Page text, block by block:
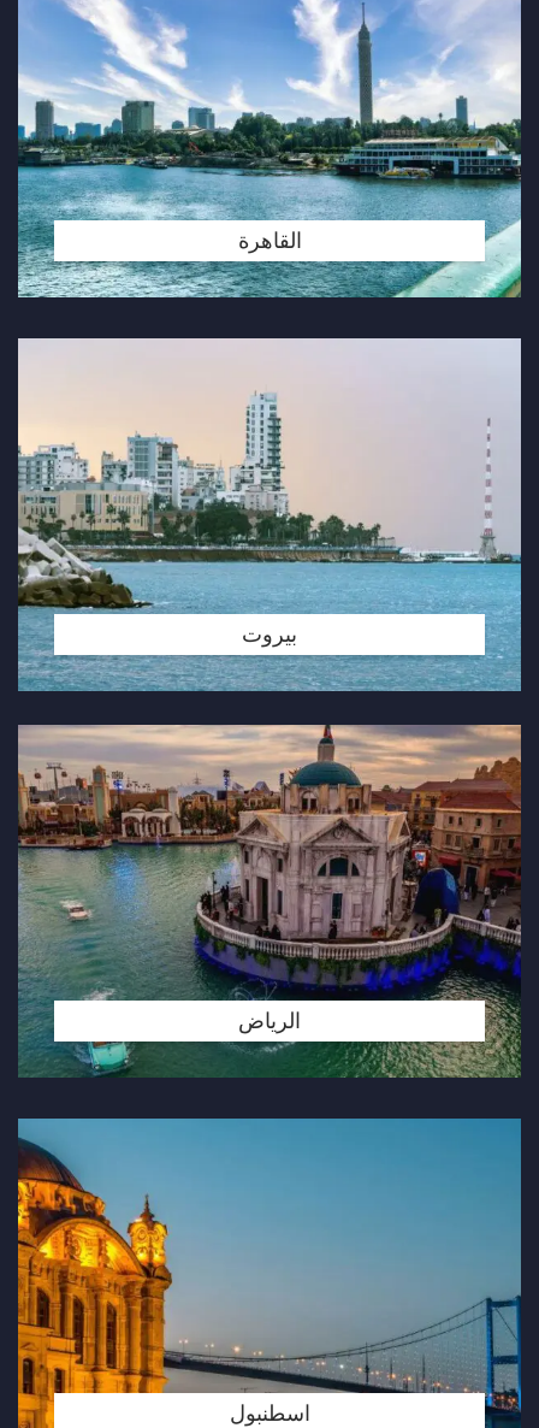
القاهرة
بيروت
الرياض
اسطنبول